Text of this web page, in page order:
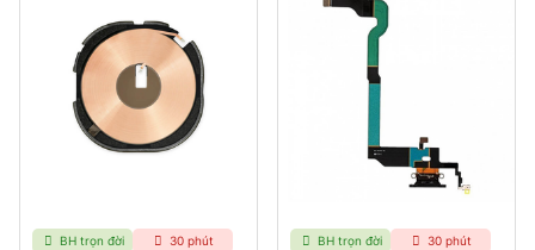
BH trọn đời 30 phút BH trọn đời 30 phút